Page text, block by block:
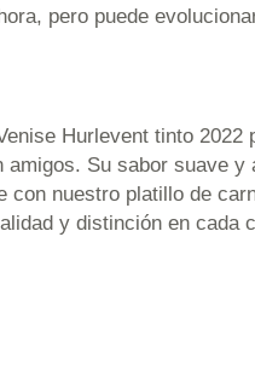
pero puede
Hurlevent tinto
Su sabor suave
nuestro platillo de
y distinción en cada